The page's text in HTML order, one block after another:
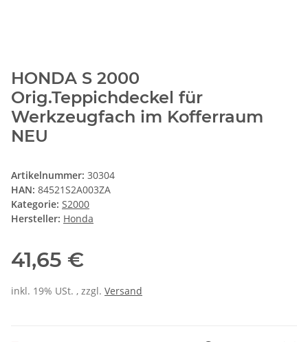
HONDA S 2000
Orig.Teppichdeckel für
Werkzeugfach im Kofferraum
NEU
Artikelnummer: 30304
HAN: 84521S2A003ZA
Kategorie: S2000
Hersteller: Honda
41,65 €
inkl. 19% USt. , zzgl. Versand